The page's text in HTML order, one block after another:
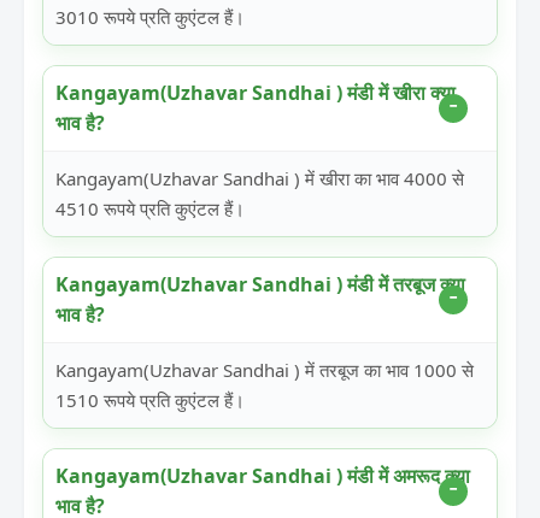
3010 रूपये प्रति कुएंटल हैं।
Kangayam(Uzhavar Sandhai ) मंडी में खीरा क्या
भाव है?
Kangayam(Uzhavar Sandhai ) में खीरा का भाव 4000 से
4510 रूपये प्रति कुएंटल हैं।
Kangayam(Uzhavar Sandhai ) मंडी में तरबूज क्या
भाव है?
Kangayam(Uzhavar Sandhai ) में तरबूज का भाव 1000 से
1510 रूपये प्रति कुएंटल हैं।
Kangayam(Uzhavar Sandhai ) मंडी में अमरूद क्या
भाव है?